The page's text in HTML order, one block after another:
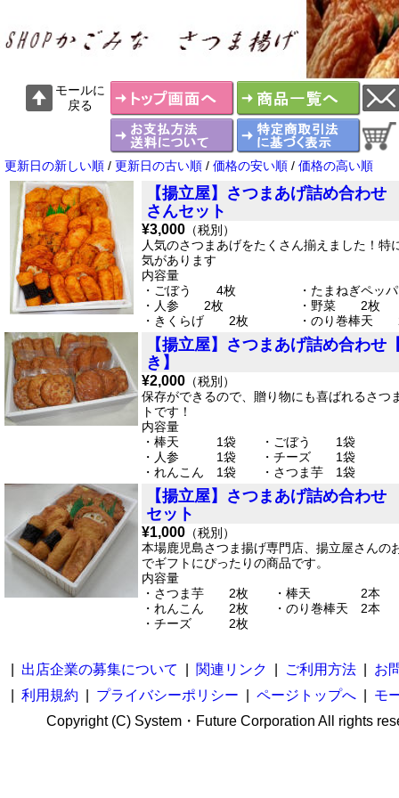
モールに
戻る
更新日の新しい順 / 更新日の古い順 / 価格の安い順 / 価格の高い順
【揚立屋】さつまあげ詰め合わ
さんセット
¥3,000 （税別）
人気のさつまあげをたくさん揃えました！特
気があります
内容量
・ごぼう 4枚 ・たまねぎペッ
・人参 2枚 ・野菜 2枚
・きくらげ 2枚 ・のり巻棒天
・さつま芋 4枚 ・棒天 5本
・チーズ 4枚
【揚立屋】さつまあげ詰め合わせ
き】
¥2,000 （税別）
保存ができるので、贈り物にも喜ばれるさつ
トです！
内容量
・棒天 1袋 ・ごぼう 1袋
・人参 1袋 ・チーズ 1袋
・れんこん 1袋 ・さつま芋 1袋
【揚立屋】さつまあげ詰め合わ
セット
¥1,000 （税別）
本場鹿児島さつま揚げ専門店、揚立屋さんの
でギフトにぴったりの商品です。
内容量
・さつま芋 2枚 ・棒天 2本
・れんこん 2枚 ・のり巻棒天 2本
・チーズ 2枚
出店企業の募集について 関連リンク ご利用方法
お
利用規約 プライバシーポリシー ページトップへ
モ
Copyright (C) System・Future Corporation All rights